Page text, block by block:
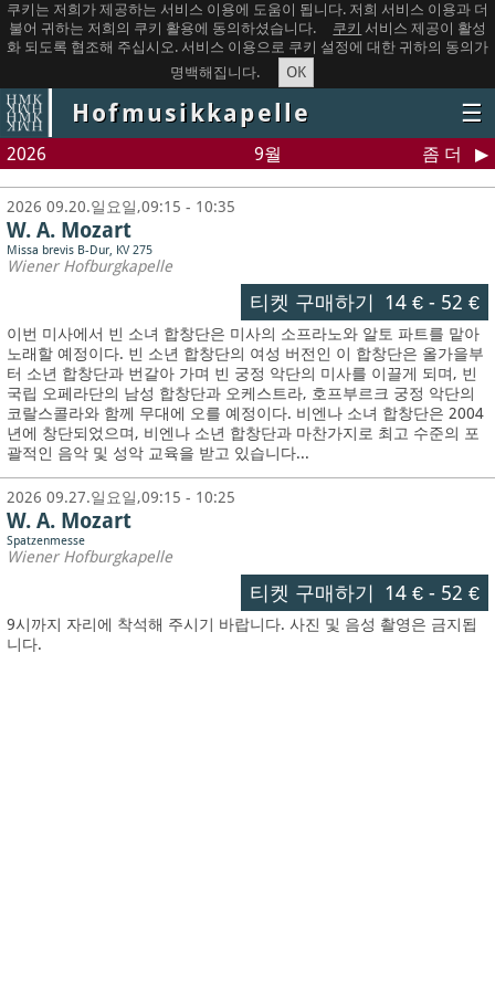
쿠키는 저희가 제공하는 서비스 이용에 도움이 됩니다. 저희 서비스 이용과 더
불어 귀하는 저희의 쿠키 활용에 동의하셨습니다.
쿠키 서비스 제공이 활성
화 되도록 협조해 주십시오. 서비스 이용으로 쿠키 설정에 대한 귀하의 동의가
명백해집니다.
OK
Hofmusikkapelle ☰
2026 9월 좀 더
2026 09.20.일요일,09:15 - 10:35
W. A. Mozart
Missa brevis B-Dur, KV 275
Wiener Hofburgkapelle
티켓 구매하기 14 €- 52 €
이번 미사에서 빈 소녀 합창단은 미사의 소프라노와 알토 파트를 맡아
노래할 예정이다. 빈 소년 합창단의 여성 버전인 이 합창단은 올가을부
터 소년 합창단과 번갈아 가며 빈 궁정 악단의 미사를 이끌게 되며, 빈
국립 오페라단의 남성 합창단과 오케스트라, 호프부르크 궁정 악단의
코랄스콜라와 함께 무대에 오를 예정이다. 비엔나 소녀 합창단은 2004
년에 창단되었으며, 비엔나 소년 합창단과 마찬가지로 최고 수준의 포
괄적인 음악 및 성악 교육을 받고 있습니다...
2026 09.27.일요일,09:15 - 10:25
W. A. Mozart
Spatzenmesse
Wiener Hofburgkapelle
티켓 구매하기 14 €- 52 €
9시까지 자리에 착석해 주시기 바랍니다. 사진 및 음성 촬영은 금지됩
니다.